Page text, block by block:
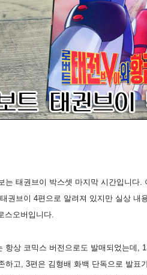
는 태권브이 박스셋 마지막 시간입니다
권브이 4편으로 알려져 있지만 실상
스오버입니다.
항상 코믹스 버전으로도 발매되었는데,
하고, 3편은 김형배 화백 단독으로 발